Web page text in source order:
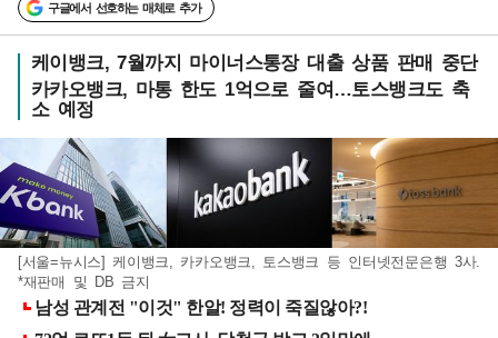
구글에서 선호하는 매체로 추가
케이뱅크, 7월까지 마이너스통장 대출 상품 판매 중단
카카오뱅크, 마통 한도 1억으로 줄여…토스뱅크도 축
소 예정
[서울=뉴시스] 케이뱅크, 카카오뱅크, 토스뱅크 등 인터넷전문은행 3사.
*재판매 및 DB 금지